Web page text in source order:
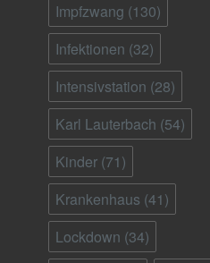
Impfzwang (130)
Infektionen (32)
Intensivstation (28)
Karl Lauterbach (54)
Kinder (71)
Krankenhaus (41)
Lockdown (34)